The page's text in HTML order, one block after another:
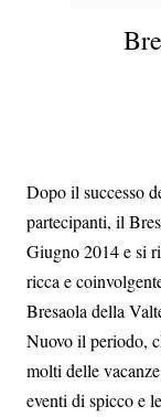
Dopo il successo
partecipanti, il
Giugno 2014 e si
ricca e
Bresaola della
Nuovo il periodo,
molti delle
eventi di spicco e